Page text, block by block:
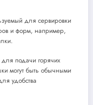
для сервировки
и форм, например,
подачи горячих
могут быть обычными
удобства